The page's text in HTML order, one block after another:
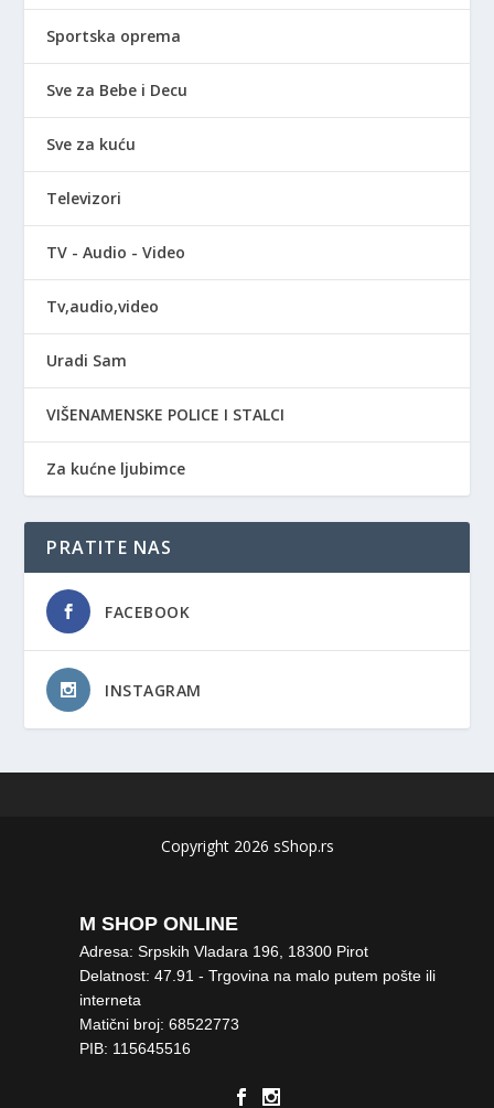
Sportska oprema
Sve za Bebe i Decu
Sve za kuću
Televizori
TV - Audio - Video
Tv,audio,video
Uradi Sam
VIŠENAMENSKE POLICE I STALCI
Za kućne ljubimce
PRATITE NAS
FACEBOOK
INSTAGRAM
Copyright 2026 sShop.rs
M SHOP ONLINE
Adresa: Srpskih Vladara 196, 18300 Pirot
Delatnost: 47.91 - Trgovina na malo putem pošte ili
interneta
Matični broj: 68522773
PIB: 115645516